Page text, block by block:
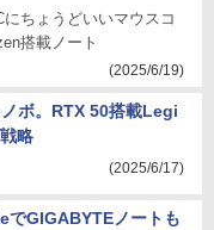
ちょうどいいマウスコ
搭載ノート
(2025/6/19)
ノボ。RTX 50搭載Legi
略
(2025/6/17)
GIGABYTEノートも